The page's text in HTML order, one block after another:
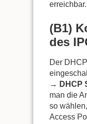
erreichbar.
(B1)
des
Der
→ DHCP
man die
so
Access